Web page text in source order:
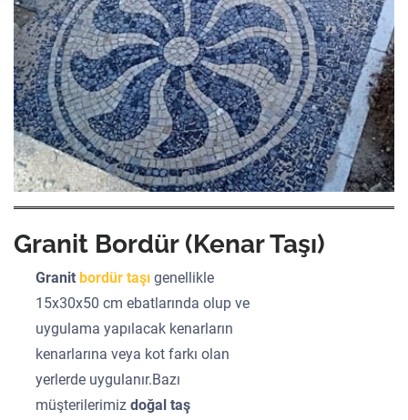
Granit Bordür (Kenar Taşı)
Granitbordür taşı genellikle
15x30x50 cm ebatlarında olup ve
uygulama yapılacak kenarların
kenarlarına veya kot farkı olan
yerlerde uygulanır.Bazı
müşterilerimizdoğal taş